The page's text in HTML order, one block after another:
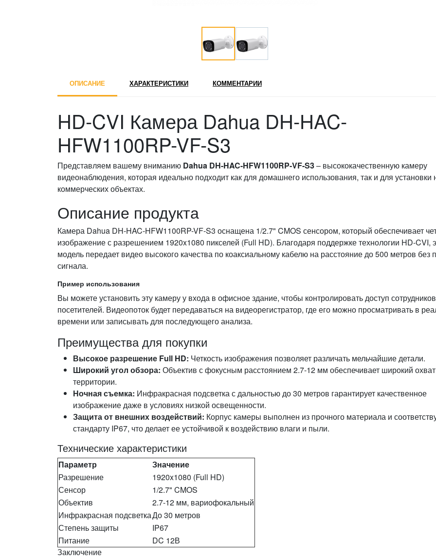
ОПИСАНИЕ ХАРАКТЕРИСТИКИ КОММЕНТАРИИ
HD-CVI Камера Dahua DH-HAC-
HFW1100RP-VF-S3
Представляем вашему вниманию Dahua DH-HAC-HFW1100RP-VF-S3– высококачественную камеру
видеонаблюдения, которая идеально подходит как для домашнего использования, так и для установки
коммерческих объектах.
Описание продукта
Камера Dahua DH-HAC-HFW1100RP-VF-S3 оснащена 1/2.7" CMOS сенсором, который обеспечивает
изображение с разрешением 1920x1080 пикселей (Full HD). Благодаря поддержке технологии HD-CVI,
модель передает видео высокого качества по коаксиальному кабелю на расстояние до 500 метров без
сигнала.
Пример использования
Вы можете установить эту камеру у входа в офисное здание, чтобы контролировать доступ
посетителей. Видеопоток будет передаваться на видеорегистратор, где его можно просматривать в
времени или записывать для последующего анализа.
Преимущества для покупки
Высокое разрешение Full HD: Четкость изображения позволяет различать мельчайшие детали.
Широкий угол обзора: Объектив с фокусным расстоянием 2.7-12 мм обеспечивает широкий охват
территории.
Ночная съемка: Инфракрасная подсветка с дальностью до 30 метров гарантирует качественное
изображение даже в условиях низкой освещенности.
Защита от внешних воздействий: Корпус камеры выполнен из прочного материала и
стандарту IP67, что делает ее устойчивой к воздействию влаги и пыли.
Технические характеристики
Параметр
Значение
Разрешение
1920x1080 (Full HD)
Сенсор
1/2.7" CMOS
Объектив
2.7-12 мм, вариофокальный
Инфракрасная подсветкаДо 30 метров
Степень защиты
IP67
Питание
DC 12В
Заключение